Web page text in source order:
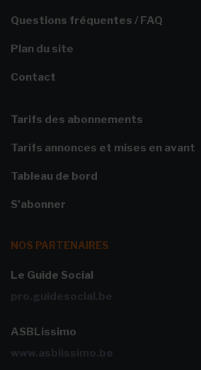
Questions fréquentes / FAQ
Plan du site
Contact
Tarifs des abonnements
Tarifs annonces et mises en avant
Tableau de bord
S'abonner
NOS PARTENAIRES
Le Guide Social
pro.guidesocial.be
ASBLissimo
www.asblissimo.be